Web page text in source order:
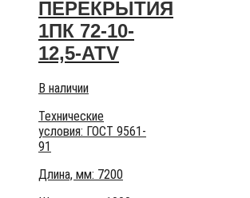
ПЕРЕКРЫТИЯ
1ПК 72-10-
12,5-АТV
В наличии
Технические
условия: ГОСТ 9561-
91
Длина, мм: 7200